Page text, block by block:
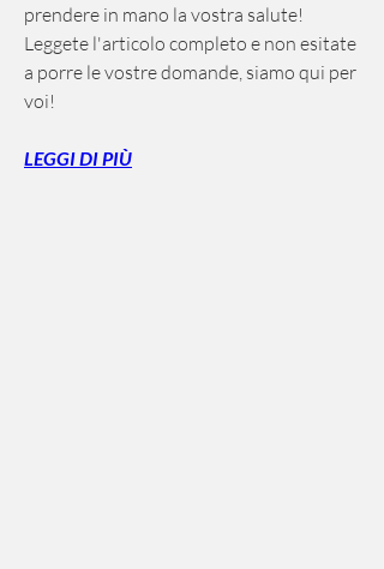
prendere in mano la vostra salute!
Leggete l'articolo completo e non esitate
a porre le vostre domande, siamo qui per
voi!
LEGGI DI PIÙ